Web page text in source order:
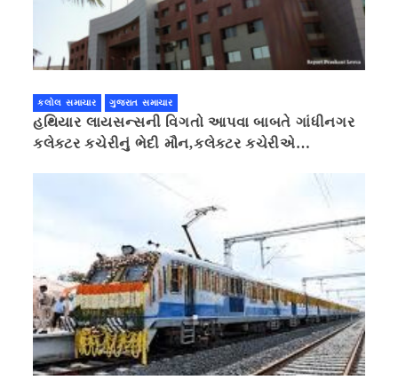
કલોલ સમાચાર ગુજરાત સમાચાર
હથિયાર લાયસન્સની વિગતો આપવા બાબતે ગાંધીનગર
કલેક્ટર કચેરીનું ભેદી મૌન,કલેક્ટર કચેરીએ